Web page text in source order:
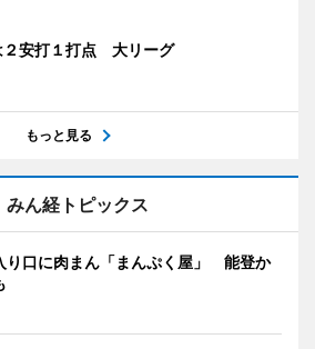
２安打１打点 大リーグ
もっと見る
みん経トピックス
り口に肉まん「まんぷく屋」 能登か